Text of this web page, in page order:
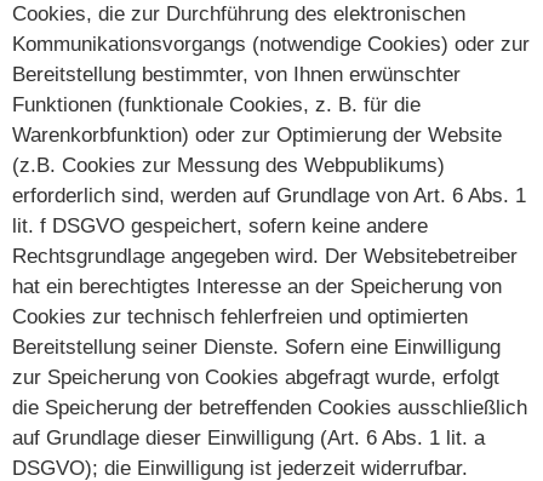
Cookies, die zur Durchführung des elektronischen
Kommunikationsvorgangs (notwendige Cookies) oder zur
Bereitstellung bestimmter, von Ihnen erwünschter
Funktionen (funktionale Cookies, z. B. für die
Warenkorbfunktion) oder zur Optimierung der Website
(z.B. Cookies zur Messung des Webpublikums)
erforderlich sind, werden auf Grundlage von Art. 6 Abs. 1
lit. f DSGVO gespeichert, sofern keine andere
Rechtsgrundlage angegeben wird. Der Websitebetreiber
hat ein berechtigtes Interesse an der Speicherung von
Cookies zur technisch fehlerfreien und optimierten
Bereitstellung seiner Dienste. Sofern eine Einwilligung
zur Speicherung von Cookies abgefragt wurde, erfolgt
die Speicherung der betreffenden Cookies ausschließlich
auf Grundlage dieser Einwilligung (Art. 6 Abs. 1 lit. a
DSGVO); die Einwilligung ist jederzeit widerrufbar.